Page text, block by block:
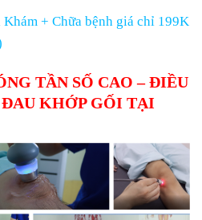
+ Chữa bệnh giá chỉ 199K
TẦN SỐ CAO – ĐIỀU
KHỚP GỐI TẠI